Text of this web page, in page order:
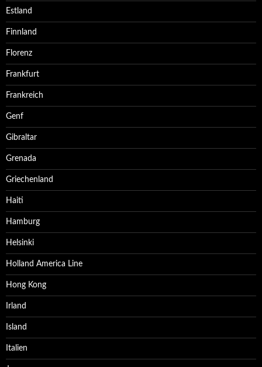
Estland
Finnland
Florenz
Frankfurt
Frankreich
Genf
Gibraltar
Grenada
Griechenland
Haiti
Hamburg
Helsinki
Holland America Line
Hong Kong
Irland
Island
Italien